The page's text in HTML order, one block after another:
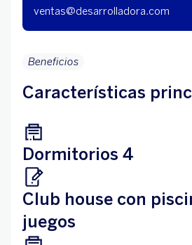
ventas@desarrolladora.com
Beneficios
Características
Dormitorios 4
Club house con
juegos